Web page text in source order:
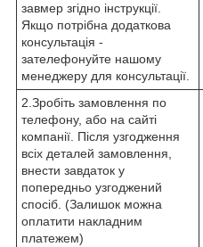
завмер згідно інструкції.
Якщо потрібна додаткова
консультація -
зателефонуйте нашому
менеджеру для консультації.
2.Зробіть замовлення по
телефону, або на сайті
компанії. Після узгодження
всіх деталей замовлення,
внести завдаток у
попередньо узгоджений
спосіб. (Залишок можна
оплатити накладним
платежем)